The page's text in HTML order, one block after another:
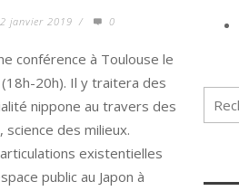
janvier 2019 / 0
conférence à Toulouse le
20h). Il y traitera des
nippone au travers des
des milieux.
existentielles
public au Japon à